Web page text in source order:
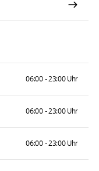
06:00 - 23:00 Uhr
06:00 - 23:00 Uhr
06:00 - 23:00 Uhr